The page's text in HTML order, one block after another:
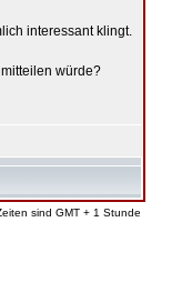
interessant klingt.
würde?
sind GMT + 1 Stunde